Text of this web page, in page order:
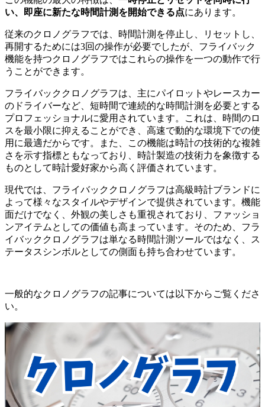
い、即座に新たな時間計測を開始できる点にあります。
従来のクロノグラフでは、時間計測を停止し、リセットし、
再開するためには3回の操作が必要でしたが、フライバック
機能を持つクロノグラフではこれらの操作を一つの動作で行
うことができます。
フライバッククロノグラフは、主にパイロットやレースカー
のドライバーなど、短時間で連続的な時間計測を必要とする
プロフェッショナルに愛用されています。これは、時間のロ
スを最小限に抑えることができ、高速で動的な環境下での使
用に最適だからです。また、この機能は時計の技術的な複雑
さを示す指標ともなっており、時計製造の技術力を象徴する
ものとして時計愛好家から高く評価されています。
現代では、フライバッククロノグラフは高級時計ブランドに
よって様々なスタイルやデザインで提供されています。機能
面だけでなく、外観の美しさも重視されており、ファッショ
ンアイテムとしての価値も高まっています。そのため、フラ
イバッククロノグラフは単なる時間計測ツールではなく、ス
テータスシンボルとしての側面も持ち合わせています。
一般的なクロノグラフの記事については以下からご覧くださ
い。